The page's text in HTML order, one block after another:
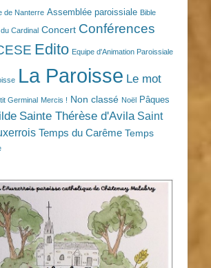
de Nanterre Assemblée paroissiale Bible
Cardinal Concert Conférences
Edito Equipe d'Animation Paroissiale
La Paroisse Le mot
Germinal Mercis ! Non classé Noël Pâques
Sainte Thérèse d'Avila Saint
Temps du Carême Temps